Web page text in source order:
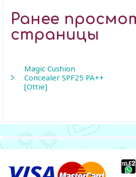
Ранее
страницы
Magic Cushion
Concealer SPF25 PA++
[Ottie]